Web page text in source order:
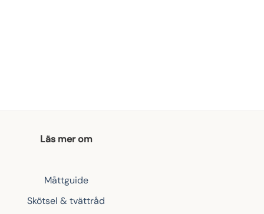
Läs mer om
Måttguide
Skötsel & tvättråd